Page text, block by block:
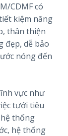
CDMF có
kiệm năng
thân thiện
đẹp, dễ bảo
nóng đến
vực như
tưới tiêu
thống
hệ thống